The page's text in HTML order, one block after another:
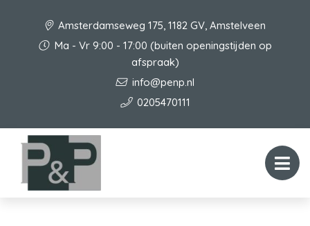
Amsterdamseweg 175, 1182 GV, Amstelveen
Ma - Vr 9:00 - 17:00 (buiten openingstijden op
afspraak)
info@penp.nl
0205470111